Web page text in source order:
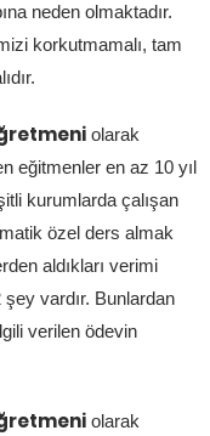
neden olmaktadır.
korkutmamalı, tam
olarak
eğitmenler en az 10 yıl
kurumlarda çalışan
özel ders almak
aldıkları verimi
vardır. Bunlardan
verilen ödevin
olarak